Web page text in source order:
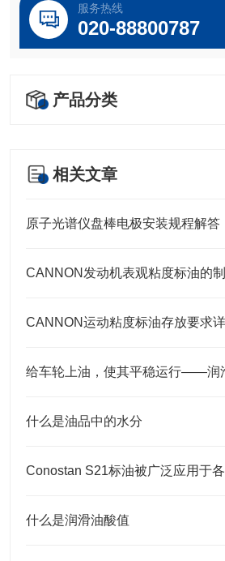
服务热线
020-88800787
产品分类
相关文章
原子光谱仪盘棒电极安装规程解答
CANNON发动机表观粘度标油的
CANNON运动粘度标油存放要求
给车轮上油，使其平稳运行——润
什么是油品中的水分
Conostan S21标油被广泛应用于
什么是润滑油酸值